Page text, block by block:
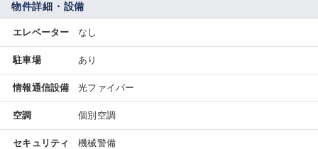
物件詳細・設備
エレベーター なし
駐車場 あり
情報通信設備 光ファイバー
空調 個別空調
セキュリティ 機械警備